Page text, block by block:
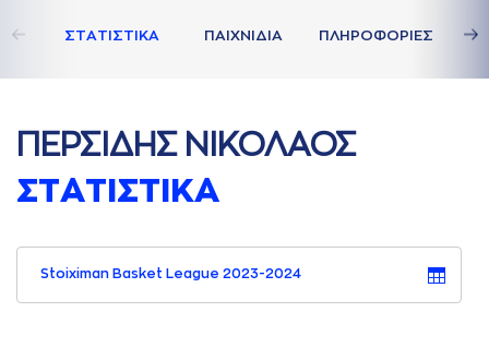
ΣΤAΤΙΣΤΙΚA ΠAΙΧΝΙΔΙA ΠΛΗΡΟΦΟΡΙΕΣ
ΠΕΡΣΙΔΗΣ ΝΙΚΟΛAΟΣ
ΣΤAΤΙΣΤΙΚA
Stoiximan Basket League 2023-2024